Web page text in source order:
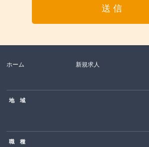
ホーム 新規求人
地 域
職 種